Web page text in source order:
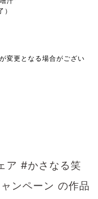
）
変更となる場合がござい
ア #かさなる笑
ンペーン の作品